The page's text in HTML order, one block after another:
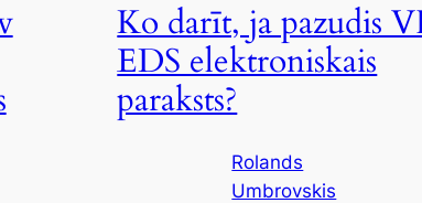
Ko darīt, ja pazudis
EDS elektroniskais
paraksts?
Rolands
Umbrovskis